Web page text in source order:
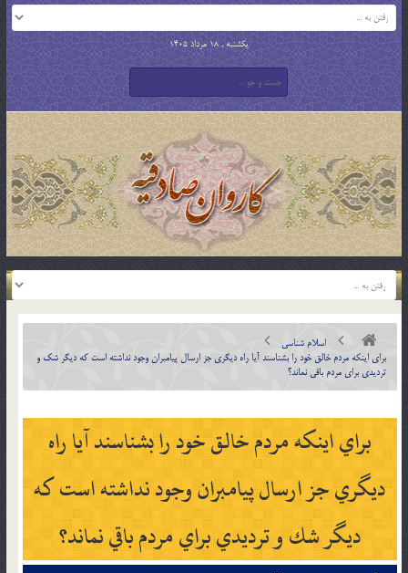
یکشنبه , 18 مرداد 1405
اسلام شناسی
براي اينكه مردم خالق خود را بشناسند آيا راه ديگري جز ارسال پيامبران وجود نداشته است كه ديگر شك و
ترديدي براي مردم باقي نماند؟
براي اينكه مردم خالق خود را بشناسند آيا راه
ديگري جز ارسال پيامبران وجود نداشته است كه
ديگر شك و ترديدي براي مردم باقي نماند؟